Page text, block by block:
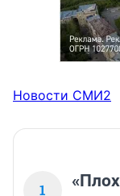
Новости СМИ2
1